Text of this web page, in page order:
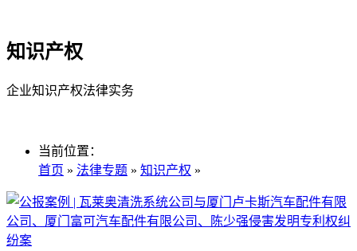
知识产权
企业知识产权法律实务
当前位置：
首页 » 法律专题 » 知识产权 »